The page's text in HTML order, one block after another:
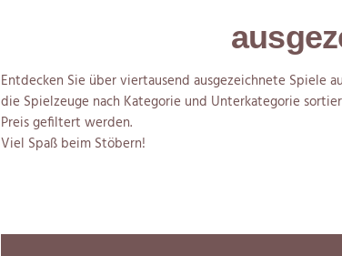
Entdecken Sie über viertausend ausgezeichnete Spiele
die Spielzeuge nach Kategorie und Unterkategorie
Preis gefiltert werden.
Viel Spaß beim Stöbern!